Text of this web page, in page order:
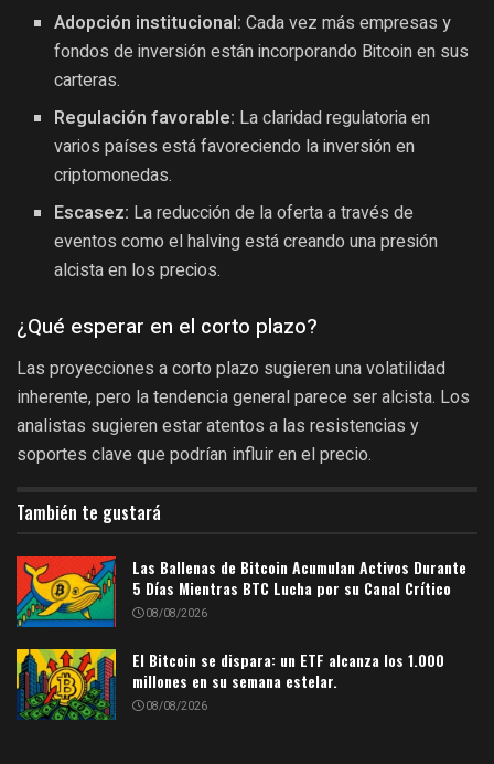
Adopción institucional: Cada vez más empresas y
fondos de inversión están incorporando Bitcoin en sus
carteras.
Regulación favorable: La claridad regulatoria en
varios países está favoreciendo la inversión en
criptomonedas.
Escasez: La reducción de la oferta a través de
eventos como el halving está creando una presión
alcista en los precios.
¿Qué esperar en el corto plazo?
Las proyecciones a corto plazo sugieren una volatilidad
inherente, pero la tendencia general parece ser alcista. Los
analistas sugieren estar atentos a las resistencias y
soportes clave que podrían influir en el precio.
También te gustará
Las Ballenas de Bitcoin Acumulan Activos Durante
5 Días Mientras BTC Lucha por su Canal Crítico
08/08/2026
El Bitcoin se dispara: un ETF alcanza los 1.000
millones en su semana estelar.
08/08/2026